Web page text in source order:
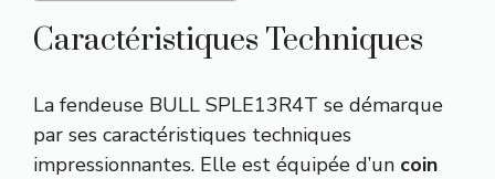
Caractéristiques Techniques
La fendeuse BULL SPLE13R4T se démarque
par ses caractéristiques techniques
impressionnantes. Elle est équipée d’un coin